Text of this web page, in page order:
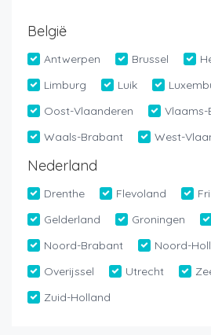
België
Antwerpen Brussel
Limburg
Luik
Oost-Vlaanderen
Waals-Brabant
West-
Nederland
Drenthe Flevoland
Gelderland
Groningen
Noord-Brabant
Noord-
Overijssel
Utrecht
Zuid-Holland